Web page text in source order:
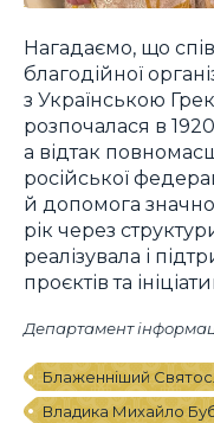
Нагадаємо, що
благодійної
з Українською
розпочалася в
а відтак
російської
й допомога
рік через
реалізувала і
проєктів та
Департамент
Блаженніший
Владика Михайло